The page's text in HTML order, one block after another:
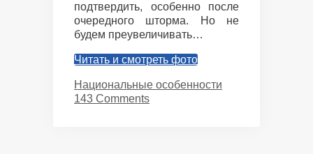
подтвердить, особенно после
очередного шторма. Но не
будем преувеличивать…
Читать и смотреть фото
Categories
Национальные особенности
143 Comments